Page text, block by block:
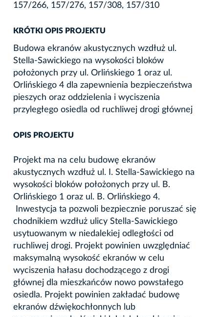
157/266, 157/276, 157/308, 157/310
KRÓTKI OPIS PROJEKTU
Budowa ekranów akustycznych wzdłuż ul.
Stella-Sawickiego na wysokości bloków
położonych przy ul. Orlińskiego 1 oraz ul.
Orlińskiego 4 dla zapewnienia bezpieczeństwa
pieszych oraz oddzielenia i wyciszenia
przyległego osiedla od ruchliwej drogi głównej
OPIS PROJEKTU
Projekt ma na celu budowę ekranów
akustycznych wzdłuż ul. I. Stella-Sawickiego na
wysokości bloków położonych przy ul. B.
Orlińskiego 1 oraz ul. B. Orlińskiego 4.
Inwestycja ta pozwoli bezpiecznie poruszać się
chodnikiem wzdłuż ulicy Stella-Sawickiego
usytuowanym w niedalekiej odległości od
ruchliwej drogi. Projekt powinien uwzględniać
maksymalną wysokość ekranów w celu
wyciszenia hałasu dochodzącego z drogi
głównej dla mieszkańców nowo powstałego
osiedla. Projekt powinien zakładać budowę
ekranów dźwiękochłonnych lub